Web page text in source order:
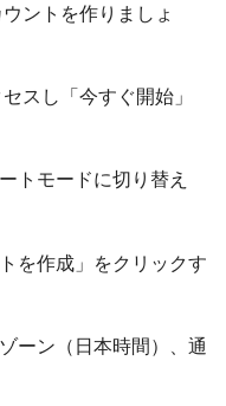
ントを作りましょ
スし「今すぐ開始」
トモードに切り替え
を作成」をクリックす
ーン（日本時間）、通